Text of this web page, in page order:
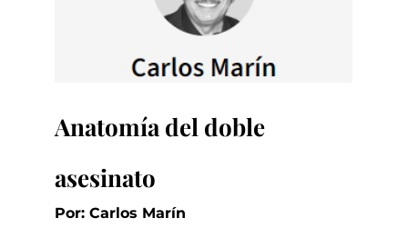
Anatomía del doble
asesinato
Por: Carlos Marín